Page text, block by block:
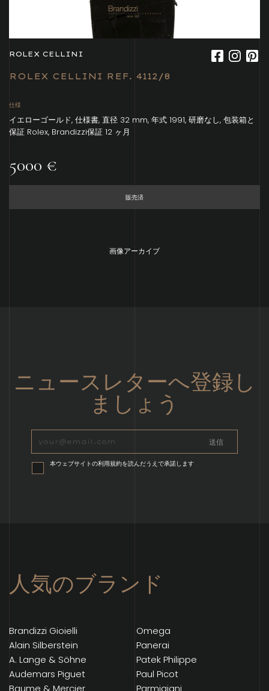
ROLEX CELLINI
ROLEX CELLINI REF. 4112/8
仕様
イエローゴールド, 仕様書, 直径 32 mm, 年式 1991, 研磨なし, 包装箱と
保証 Rolex, Brandizzi保証 12 ヶ月
5000 €
販売済
画像アーカイブ
ニュースレターへ登録し
ましょう
本ウェブサイトの利用規約を読んだうえで承諾します
人気のブランド
Brandizzi Gioielli
Alain Silberstein
A. Lange & Söhne
Audemars Piguet
Baume & Mercier
Omega
Panerai
Patek Philippe
Paul Picot
Parmigiani